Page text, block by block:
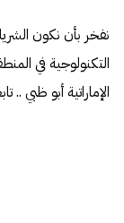
نفخر بأن نكون
الإماراتية أبو ظبي ..